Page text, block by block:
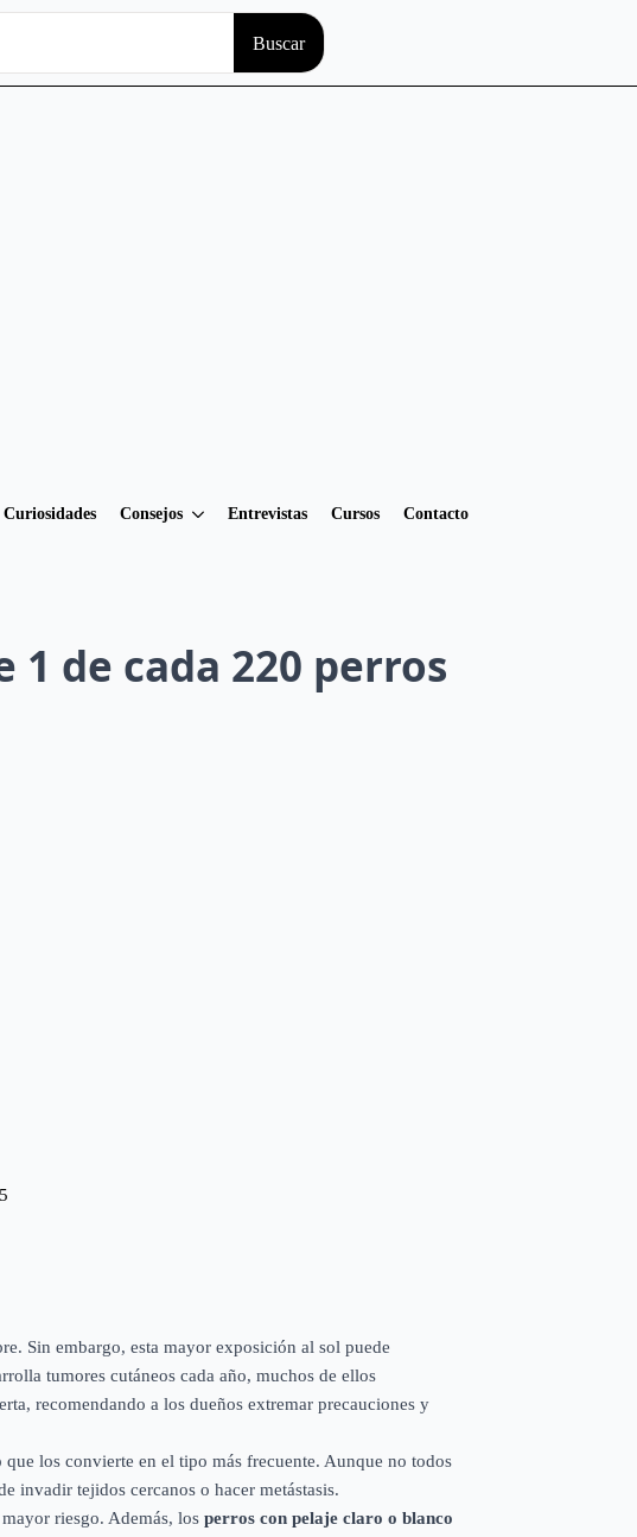
Buscar
Search
for:
Curiosidades Consejos Entrevistas Cursos Contacto
de cada 220 perros
Sin embargo, esta mayor exposición al sol puede
tumores cutáneos cada año, muchos de ellos
recomendando a los dueños extremar precauciones y
que los convierte en el tipo más frecuente. Aunque no todos
invadir tejidos cercanos o hacer metástasis.
riesgo. Además, los perros con pelaje claro o blanco